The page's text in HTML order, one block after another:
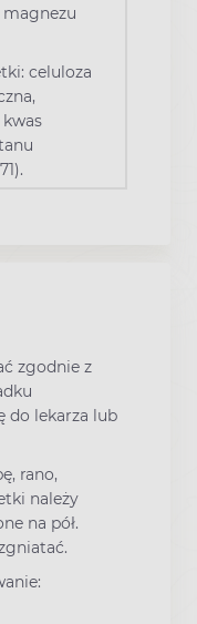
celuloza
zgodnie z
do lekarza lub
rano,
należy
na pół.